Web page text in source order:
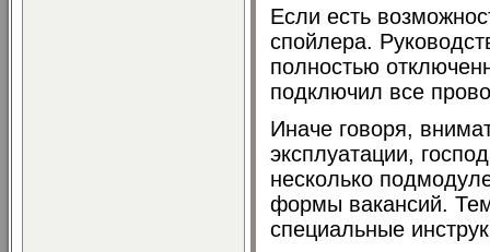
Если есть
спойлера.
полностью
подключил все
Иначе говоря,
эксплуатации,
несколько
формы вакансий.
специальные